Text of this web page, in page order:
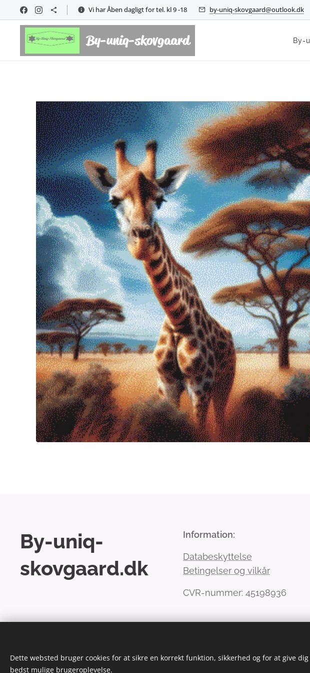
Vi har Åben dagligt for tel. kl 9 -18 by-uniq-skovgaard@outlook.dk
By-uniq-skovgaard By-
By-uniq-
skovgaard.dk
Information:
Databeskyttelse
Betingelser og vilkår
CVR-nummer: 45198936
Dette websted bruger cookies for at sikre en korrekt funktion, sikkerhed og for at give dig
bedst mulige brugeroplevelse.